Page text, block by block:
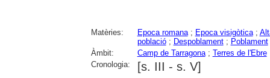
Matèries: Epoca romana; Epoca visigòtica;
població; Despoblament; Poblament
Àmbit:
Camp de Tarragona; Terres de l'Ebre
Cronologia:
[s. III - s. V]